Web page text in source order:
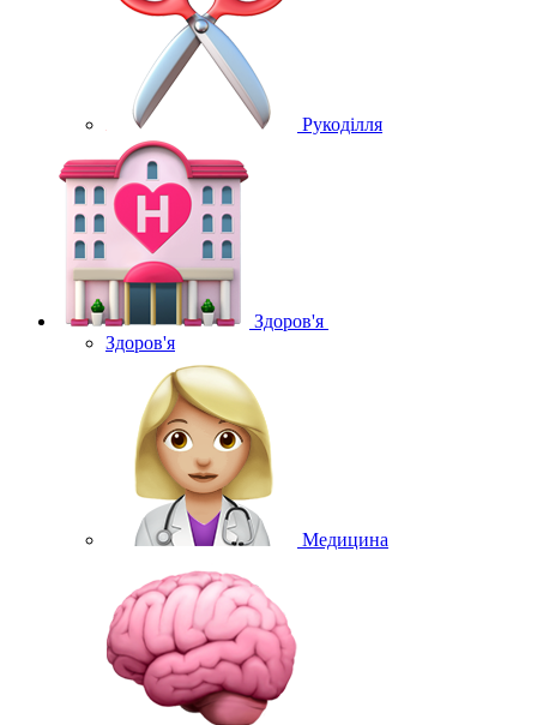
Рукоділля
Здоров'я
Здоров'я
Медицина